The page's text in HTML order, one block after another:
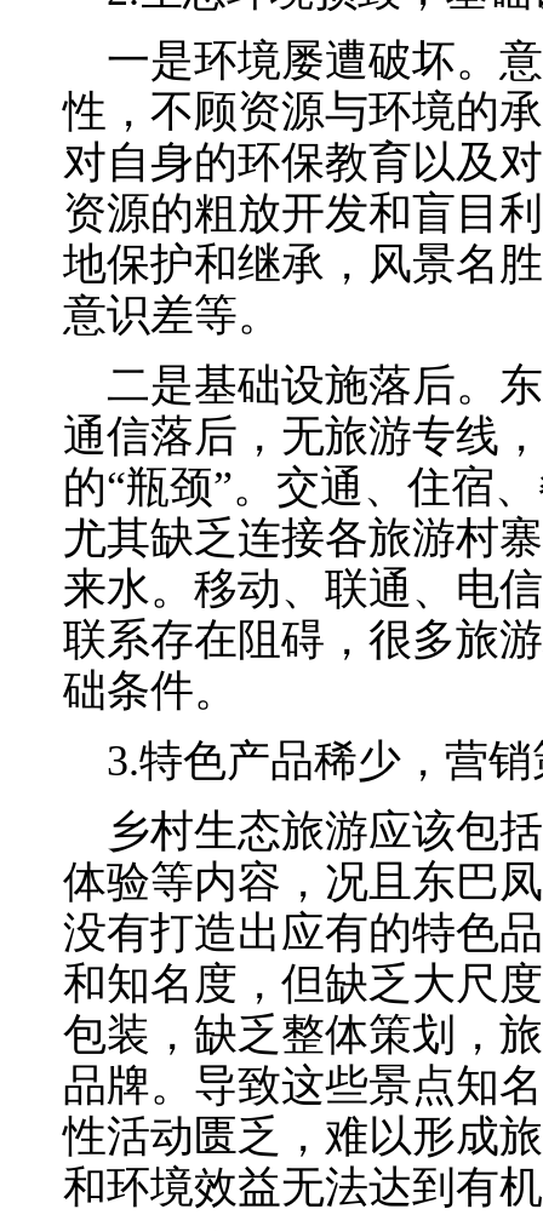
一是环境屡遭破坏。
性，不顾资源与环境的
对自身的环保教育以及
资源的粗放开发和盲目
地保护和继承，风景名
意识差等。
二是基础设施落后。
通信落后，无旅游专线
的“瓶颈”。交通、住宿
尤其缺乏连接各旅游村
来水。移动、联通、电
联系存在阻碍，很多旅
础条件。
3.特色产品稀少，营销
乡村生态旅游应该包
体验等内容，况且东巴
没有打造出应有的特色
和知名度，但缺乏大尺
包装，缺乏整体策划，
品牌。导致这些景点知
性活动匮乏‌，难以形成
和环境效益无法达到有